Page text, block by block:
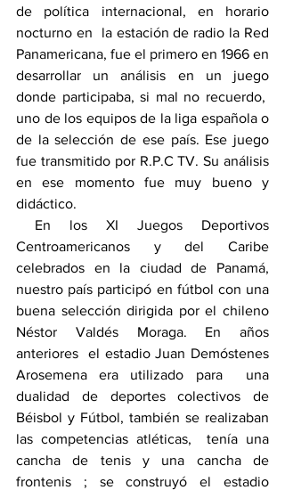
de política internacional, en horario
nocturno en  la estación de radio la Red
Panamericana, fue el primero en 1966 en
desarrollar un análisis en un juego
donde participaba, si mal no recuerdo,
uno de los equipos de la liga española o
de la selección de ese país. Ese juego
fue transmitido por R.P.C TV. Su análisis
en ese momento fue muy bueno y
didáctico.
En los XI Juegos Deportivos
Centroamericanos y del Caribe
celebrados en la ciudad de Panamá,
nuestro país participó en fútbol con una
buena selección dirigida por el chileno
Néstor Valdés Moraga. En años
anteriores  el estadio Juan Demóstenes
Arosemena era utilizado para  una
dualidad de deportes colectivos de
Béisbol y Fútbol, también se realizaban
las competencias atléticas,  tenía una
cancha de tenis y una cancha de
frontenis ; se construyó el estadio